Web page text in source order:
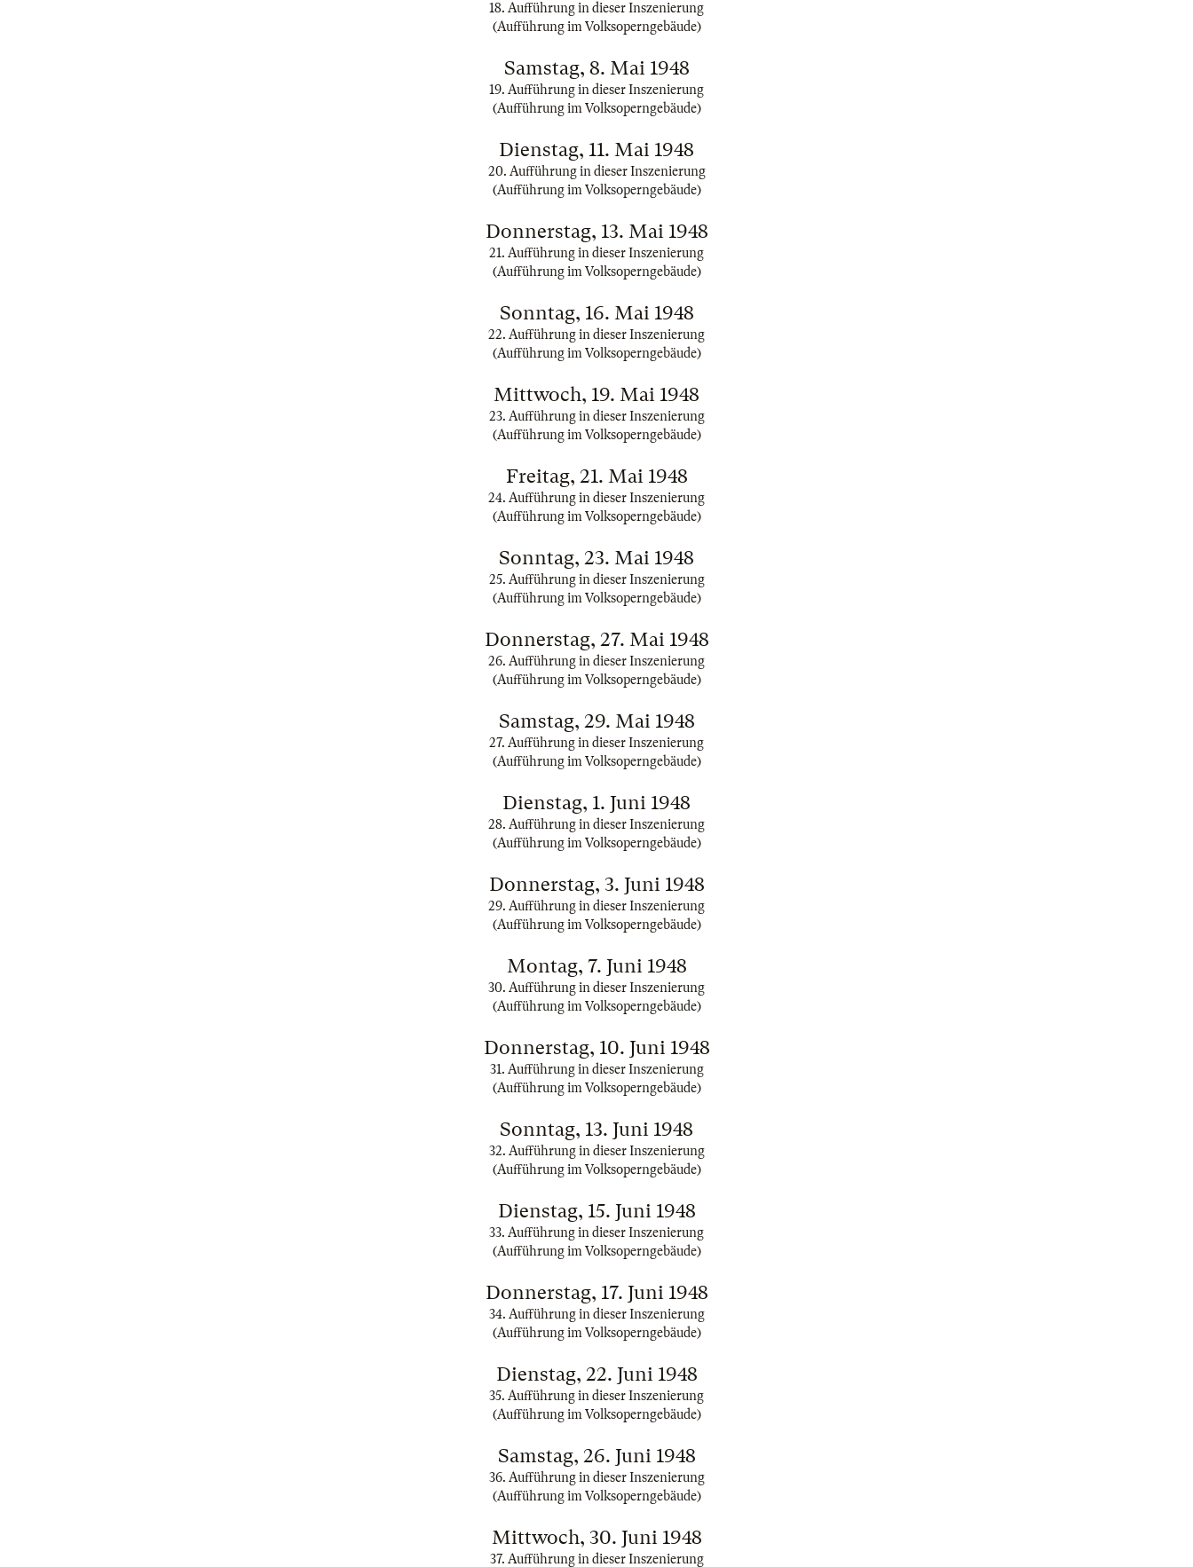
18. Aufführung in dieser Inszenierung
(Aufführung im Volksoperngebäude)
Samstag, 8. Mai 1948
19. Aufführung in dieser Inszenierung
(Aufführung im Volksoperngebäude)
Dienstag, 11. Mai 1948
20. Aufführung in dieser Inszenierung
(Aufführung im Volksoperngebäude)
Donnerstag, 13. Mai 1948
21. Aufführung in dieser Inszenierung
(Aufführung im Volksoperngebäude)
Sonntag, 16. Mai 1948
22. Aufführung in dieser Inszenierung
(Aufführung im Volksoperngebäude)
Mittwoch, 19. Mai 1948
23. Aufführung in dieser Inszenierung
(Aufführung im Volksoperngebäude)
Freitag, 21. Mai 1948
24. Aufführung in dieser Inszenierung
(Aufführung im Volksoperngebäude)
Sonntag, 23. Mai 1948
25. Aufführung in dieser Inszenierung
(Aufführung im Volksoperngebäude)
Donnerstag, 27. Mai 1948
26. Aufführung in dieser Inszenierung
(Aufführung im Volksoperngebäude)
Samstag, 29. Mai 1948
27. Aufführung in dieser Inszenierung
(Aufführung im Volksoperngebäude)
Dienstag, 1. Juni 1948
28. Aufführung in dieser Inszenierung
(Aufführung im Volksoperngebäude)
Donnerstag, 3. Juni 1948
29. Aufführung in dieser Inszenierung
(Aufführung im Volksoperngebäude)
Montag, 7. Juni 1948
30. Aufführung in dieser Inszenierung
(Aufführung im Volksoperngebäude)
Donnerstag, 10. Juni 1948
31. Aufführung in dieser Inszenierung
(Aufführung im Volksoperngebäude)
Sonntag, 13. Juni 1948
32. Aufführung in dieser Inszenierung
(Aufführung im Volksoperngebäude)
Dienstag, 15. Juni 1948
33. Aufführung in dieser Inszenierung
(Aufführung im Volksoperngebäude)
Donnerstag, 17. Juni 1948
34. Aufführung in dieser Inszenierung
(Aufführung im Volksoperngebäude)
Dienstag, 22. Juni 1948
35. Aufführung in dieser Inszenierung
(Aufführung im Volksoperngebäude)
Samstag, 26. Juni 1948
36. Aufführung in dieser Inszenierung
(Aufführung im Volksoperngebäude)
Mittwoch, 30. Juni 1948
37. Aufführung in dieser Inszenierung